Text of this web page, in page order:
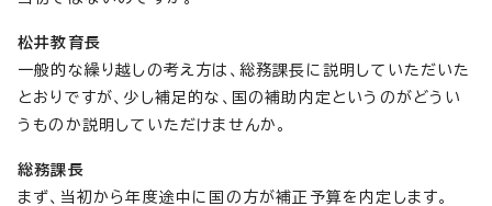
松井教育長
一般的な繰り越しの考え方は、総務課長に説明していただいた
とおりですが、少し補足的な、国の補助内定というのがどうい
うものか説明していただけませんか。
総務課長
まず、当初から年度途中に国の方が補正予算を内定します。